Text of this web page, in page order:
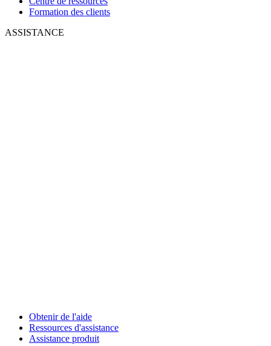
Formation des clients
ASSISTANCE
Obtenir de l'aide
Ressources d'assistance
Assistance produit